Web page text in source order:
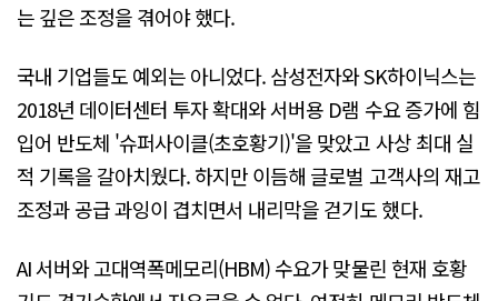
는 깊은 조정을 겪어야 했다.
국내 기업들도 예외는 아니었다. 삼성전자와 SK하이닉스는
2018년 데이터센터 투자 확대와 서버용 D램 수요 증가에 힘
입어 반도체 '슈퍼사이클(초호황기)'을 맞았고 사상 최대 실
적 기록을 갈아치웠다. 하지만 이듬해 글로벌 고객사의 재고
조정과 공급 과잉이 겹치면서 내리막을 걷기도 했다.
AI 서버와 고대역폭메모리(HBM) 수요가 맞물린 현재 호황